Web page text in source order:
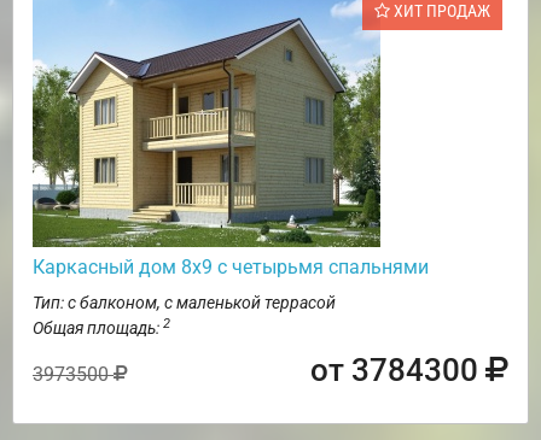
ХИТ ПРОДАЖ
Каркасный дом 8х9 с четырьмя спальнями
Тип: с балконом, с маленькой террасой
Общая площадь: 2
3973500 от 3784300